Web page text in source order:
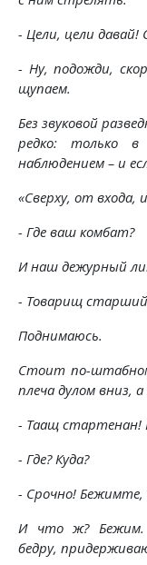
- Цели, цели давай!
- Ну, подожди,
щупаем.
Без звуковой
редко: только
наблюдением – и
«Сверху, от входа,
- Где ваш комбат?
И наш дежурный
- Товарищ
Поднимаюсь.
Стоит по-
плеча дулом вниз,
- Таащ стартенан!
- Где? Куда?
- Срочно! Бежимте,
И что ж? Бежим.
бедру,